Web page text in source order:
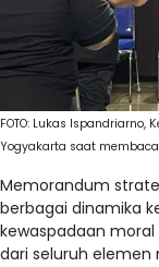
FOTO: Lukas Ispandriarno,
Yogyakarta saat
Memorandum
berbagai dinamika
kewaspadaan
dari seluruh elemen